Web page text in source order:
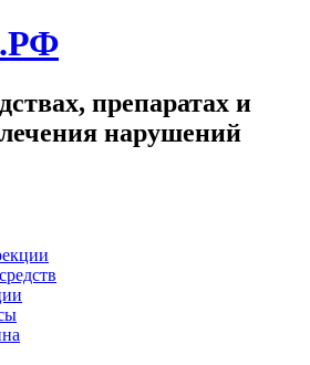
препаратах и
нарушений